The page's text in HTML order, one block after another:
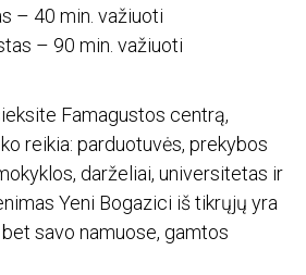
– 40 min. važiuoti
– 90 min. važiuoti
Famagustos centrą,
reikia: parduotuvės, prekybos
darželiai, universitetas ir
Yeni Bogazici iš tikrųjų yra
savo namuose, gamtos